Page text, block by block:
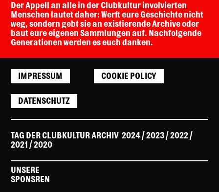
Der Appell an alle in der Clubkultur involvierten
Menschen lautet daher: Werft eure Geschichte nicht
weg, sondern gebt sie an existierende Archive oder
baut eure eigenen Sammlungen auf. Nachfolgende
Generationen werden es euch danken.
IMPRESSUM COOKIE POLICY
DATENSCHUTZ
TAG DER CLUBKULTUR ARCHIV2024/ 2023/2022/
2021 /2020
UNSERE
SPONSREN